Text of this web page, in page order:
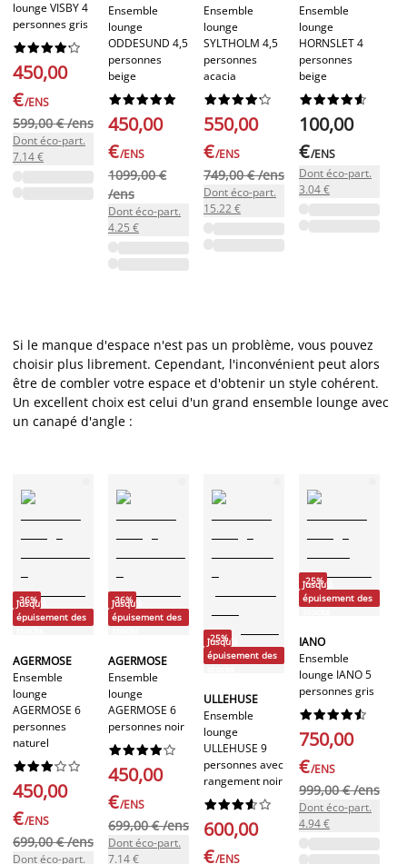
lounge VISBY 4
personnes gris






450,00
€/ENS
599,00 € /ens
Dont éco-part.
7.14 €
Ensemble
lounge
ODDESUND 4,5
personnes
beige






450,00
€/ENS
1099,00 €
/ens
Dont éco-part.
4.25 €
Ensemble
lounge
SYLTHOLM 4,5
personnes
acacia






550,00
€/ENS
749,00 € /ens
Dont éco-part.
15.22 €
Ensemble
lounge
HORNSLET 4
personnes
beige






100,00
€/ENS
Dont éco-part.
3.04 €
Si le manque d'espace n'est pas un problème, vous pouvez
choisir plus librement. Cependant, l'inconvénient peut alors
être de combler votre espace et d'obtenir un style cohérent.
Un excellent choix est celui d'un grand ensemble lounge avec
un canapé d'angle :
-36%
Jusqu'à
épuisement des
AGERMOSE
Ensemble
lounge
AGERMOSE 6
personnes
naturel






450,00
€/ENS
699,00 € /ens
Dont éco-part.
-36%
Jusqu'à
épuisement des
AGERMOSE
Ensemble
lounge
AGERMOSE 6
personnes noir






450,00
€/ENS
699,00 € /ens
Dont éco-part.
7.14 €
-25%
Jusqu'à
épuisement des
ULLEHUSE
Ensemble
lounge
ULLEHUSE 9
personnes avec
rangement noir






600,00
€/ENS
-25%
Jusqu'à
épuisement des
IANO
Ensemble
lounge IANO 5
personnes gris






750,00
€/ENS
999,00 € /ens
Dont éco-part.
4.94 €